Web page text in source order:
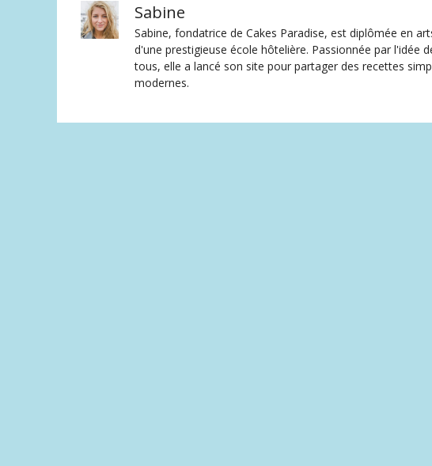
Sabine
Sabine, fondatrice de Cakes Paradise, est diplômée en
d'une prestigieuse école hôtelière. Passionnée par l'idée
tous, elle a lancé son site pour partager des recettes
modernes.